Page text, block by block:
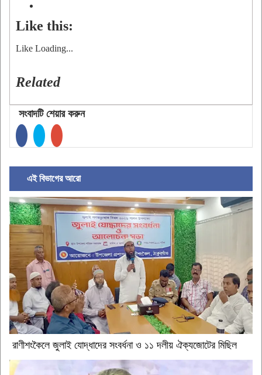
Like this:
Like Loading...
Related
সংবাদটি শেয়ার করুন
এই বিভাগের আরো
রাণীশংকৈলে জুলাই যোদ্ধাদের সংবর্ধনা ও ১১ দলীয় ঐক্যজোটের মিছিল